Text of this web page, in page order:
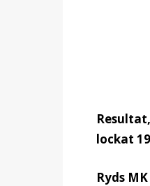
lockat
Ryds MK